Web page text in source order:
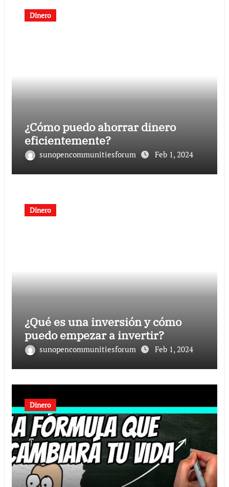
Dinero
¿Cómo puedo ahorrar dinero
eficientemente?
sunopencommunitiesforum Feb 1, 2024
Dinero
¿Qué es una inversión y cómo
puedo empezar a invertir?
sunopencommunitiesforum Feb 1, 2024
Dinero